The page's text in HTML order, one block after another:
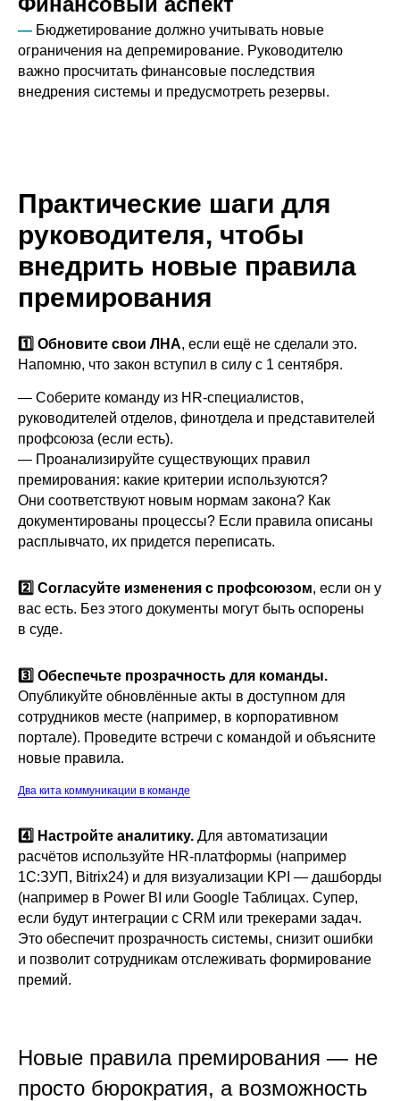
— Бюджетирование должно учитывать новые
ограничения на депремирование. Руководителю
важно просчитать финансовые последствия
внедрения системы и предусмотреть резервы.
Практические шаги для
руководителя, чтобы
внедрить новые правила
премирования
1️⃣ Обновите свои ЛНА, если ещё не сделали это.
Напомню, что закон вступил в силу с 1 сентября.
— Соберите команду из HR-специалистов,
руководителей отделов, финотдела и представителей
профсоюза (если есть).
— Проанализируйте существующих правил
премирования: какие критерии используются?
Они соответствуют новым нормам закона? Как
документированы процессы? Если правила описаны
расплывчато, их придется переписать.
2️⃣ Согласуйте изменения с профсоюзом, если он у
вас есть. Без этого документы могут быть оспорены
в суде.
3️⃣ Обеспечьте прозрачность для команды.
Опубликуйте обновлённые акты в доступном для
сотрудников месте (например, в корпоративном
портале). Проведите встречи с командой и объясните
новые правила.
Два кита коммуникации в команде
4️⃣ Настройте аналитику. Для автоматизации
расчётов используйте HR-платформы (например
1С:ЗУП, Bitrix24) и для визуализации KPI — дашборды
(например в Power BI или Google Таблицах. Супер,
если будут интеграции с CRM или трекерами задач.
Это обеспечит прозрачность системы, снизит ошибки
и позволит сотрудникам отслеживать формирование
премий.
Новые правила премирования — не
просто бюрократия, а возможность